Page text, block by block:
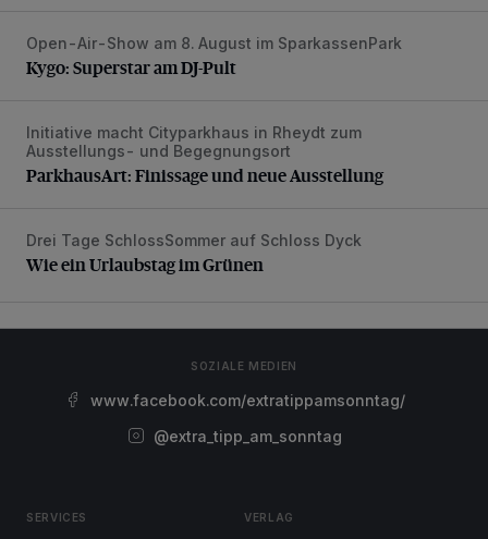
Kygo: Superstar am DJ-Pult
Open-Air-Show am 8. August im SparkassenPark
Kygo: Superstar am DJ-Pult
ParkhausArt: Finissage und neue Ausstellung
Initiative macht Cityparkhaus in Rheydt zum
Ausstellungs- und Begegnungsort
ParkhausArt: Finissage und neue Ausstellung
Wie ein Urlaubstag im Grünen
Drei Tage SchlossSommer auf Schloss Dyck
Wie ein Urlaubstag im Grünen
SOZIALE MEDIEN
www.facebook.com/extratippamsonntag/
@extra_tipp_am_sonntag
SERVICES VERLAG